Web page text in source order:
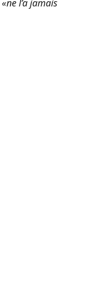
«ne l’a jamais